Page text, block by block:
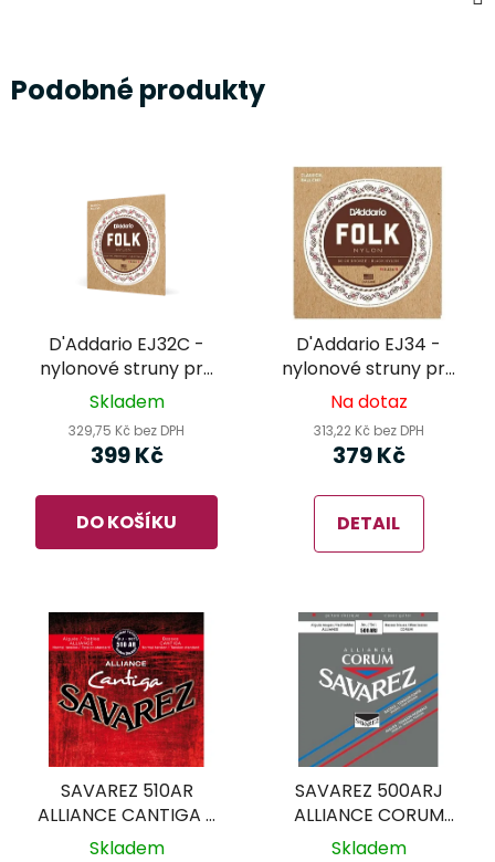
Podobné produkty
D'Addario EJ32C -
nylonové struny pro
klasickou kytaru
Skladem
329,75 Kč bez DPH
399 Kč
DO KOŠÍKU
D'Addario EJ34 -
nylonové struny pro
klasickou kytaru
Na dotaz
313,22 Kč bez DPH
379 Kč
DETAIL
SAVAREZ 510AR
ALLIANCE CANTIGA -
nylonové struny pro
Skladem
SAVAREZ 500ARJ
ALLIANCE CORUM
ROUGE/BLEU -
Skladem